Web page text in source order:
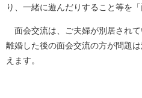
り、一緒に遊んだりすること等を
面会交流は、ご夫婦が別居されて
離婚した後の面会交流の方が問題
えます。